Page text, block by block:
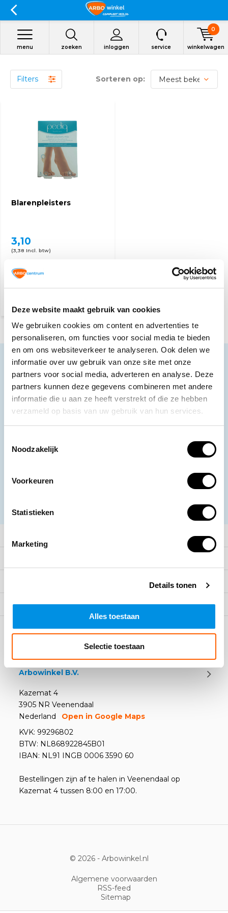
Deze website maakt gebruik van cookies
We gebruiken cookies om content en advertenties te
personaliseren, om functies voor social media te bieden
en om ons websiteverkeer te analyseren. Ook delen we
informatie over uw gebruik van onze site met onze
partners voor social media, adverteren en analyse. Deze
partners kunnen deze gegevens combineren met andere
informatie die u aan ze heeft verstrekt of die ze hebben
verzameld op basis van uw gebruik van hun services.
Noodzakelijk
Voorkeuren
Statistieken
Marketing
Details tonen
Alles toestaan
Selectie toestaan
zoeken inloggen
menu service winkelwagen
0
Filters Sorteren op:
Blarenpleisters
3,10
(3,38 Incl. btw)
besteld, zelfde dag
verzonden
Neem contact op
Ons klantenservice staat voor je klaar.
Volg ons
Ontvang de nieuwste aanbiedingen en
Abonneer
Categorieën
Contact
Arbowinkel B.V.
Kazemat 4
3905 NR Veenendaal
Nederland
Open in Google Maps
KVK: 99296802
BTW: NL868922845B01
IBAN: NL91 INGB 0006 3590 60
Bestellingen zijn af te halen in Veenendaal op
Kazemat 4 tussen 8:00 en 17:00.
© 2026 - Arbowinkel.nl
Algemene voorwaarden
RSS-feed
Sitemap